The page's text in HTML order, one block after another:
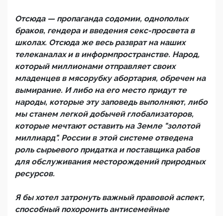
Отсюда — пропаганда содомии, однополых
браков, гендера и введения секс-просвета в
школах. Отсюда же весь разврат на наших
телеканалах и в информпространстве. Народ,
который миллионами отправляет своих
младенцев в мясорубку абортария, обречен на
вымирание. И либо на его место придут те
народы, которые эту заповедь выполняют, либо
мы станем легкой добычей глобализаторов,
которые мечтают оставить на Земле "золотой
миллиард". России в этой системе отведена
роль сырьевого придатка и поставщика рабов
для обслуживания месторождений природных
ресурсов.
Я бы хотел затронуть важный правовой аспект,
способный похоронить антисемейные